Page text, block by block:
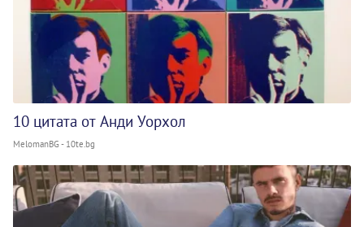
10 цитата от Анди Уорхол
MelomanBG - 10te.bg